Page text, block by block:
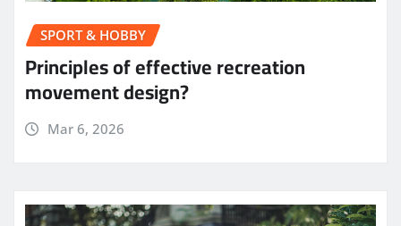
SPORT & HOBBY
Principles of effective recreation
movement design?
Mar 6, 2026